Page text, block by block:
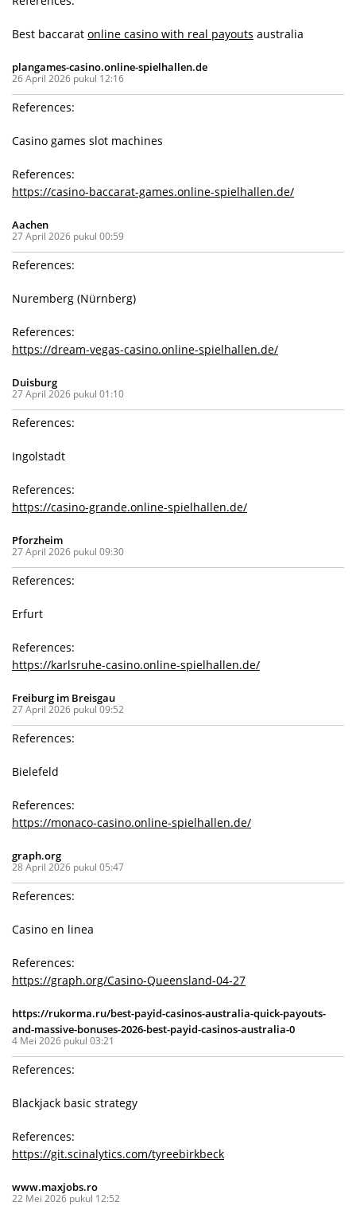
Best baccarat online casino with real payouts australia
plangames-casino.online-spielhallen.de
26 April 2026 pukul 12:16
References:
Casino games slot machines
References:
https://casino-baccarat-games.online-spielhallen.de/
Aachen
27 April 2026 pukul 00:59
References:
Nuremberg (Nürnberg)
References:
https://dream-vegas-casino.online-spielhallen.de/
Duisburg
27 April 2026 pukul 01:10
References:
Ingolstadt
References:
https://casino-grande.online-spielhallen.de/
Pforzheim
27 April 2026 pukul 09:30
References:
Erfurt
References:
https://karlsruhe-casino.online-spielhallen.de/
Freiburg im Breisgau
27 April 2026 pukul 09:52
References:
Bielefeld
References:
https://monaco-casino.online-spielhallen.de/
graph.org
28 April 2026 pukul 05:47
References:
Casino en linea
References:
https://graph.org/Casino-Queensland-04-27
https://rukorma.ru/best-payid-casinos-australia-quick-payouts-
and-massive-bonuses-2026-best-payid-casinos-australia-0
4 Mei 2026 pukul 03:21
References:
Blackjack basic strategy
References:
https://git.scinalytics.com/tyreebirkbeck
www.maxjobs.ro
22 Mei 2026 pukul 12:52